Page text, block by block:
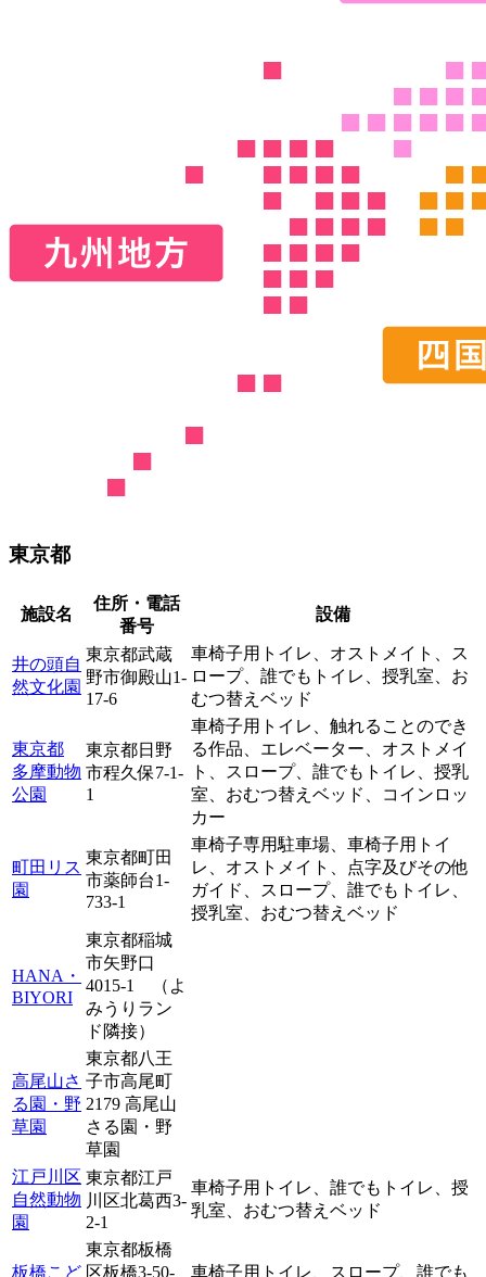
東京都
施設名
住所・電話
番号
設備
井の頭自
然文化園
東京都武蔵
野市御殿山1-
17-6
車椅子用トイレ、 オストメイト、
ス
ロープ、 誰でもトイレ、 授乳室、 お
むつ替えベッド
東京都
多摩動物
公園
東京都日野
市程久保7-1-
1
車椅子用トイレ、 触れることのでき
る作品、 エレベーター、 オストメイ
ト、
スロープ、 誰でもトイレ、 授乳
室、 おむつ替えベッド、
コインロッ
カー
町田リス
園
東京都町田
市薬師台1-
733-1
車椅子専用駐車場、 車椅子用トイ
レ、 オストメイト、
点字及びその他
ガイド、
スロープ、 誰でもトイレ、
授乳室、 おむつ替えベッド
HANA・
BIYORI
東京都稲城
市矢野口
4015-1 （よ
みうりラン
ド隣接）
高尾山さ
る園・野
草園
東京都八王
子市高尾町
2179 高尾山
さる園・野
草園
江戸川区
自然動物
園
東京都江戸
川区北葛西3-
2-1
車椅子用トイレ、 誰でもトイレ、 授
乳室、 おむつ替えベッド
板橋こど
東京都板橋
区板橋3-50-
車椅子用トイレ、 スロープ、 誰でも